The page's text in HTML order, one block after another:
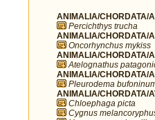
ANIMALIA/CHORDATA/
Percichthys trucha
ANIMALIA/CHORDATA/
Oncorhynchus mykiss
ANIMALIA/CHORDATA/
Atelognathus
ANIMALIA/CHORDATA/
Pleurodema
ANIMALIA/CHORDATA/
Chloephaga picta
Cygnus